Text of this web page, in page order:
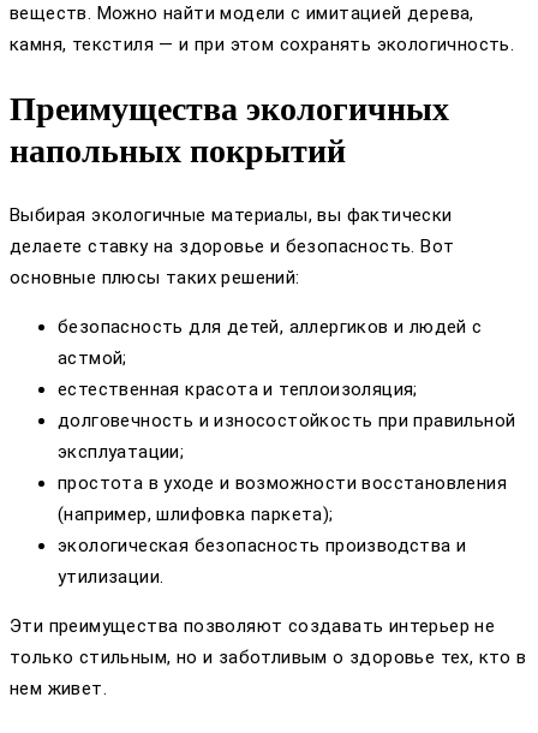
веществ. Можно найти модели с имитацией дерева,
камня, текстиля — и при этом сохранять экологичность.
Преимущества экологичных
напольных покрытий
Выбирая экологичные материалы, вы фактически
делаете ставку на здоровье и безопасность. Вот
основные плюсы таких решений:
безопасность для детей, аллергиков и людей с
астмой;
естественная красота и теплоизоляция;
долговечность и износостойкость при правильной
эксплуатации;
простота в уходе и возможности восстановления
(например, шлифовка паркета);
экологическая безопасность производства и
утилизации.
Эти преимущества позволяют создавать интерьер не
только стильным, но и заботливым о здоровье тех, кто в
нем живет.